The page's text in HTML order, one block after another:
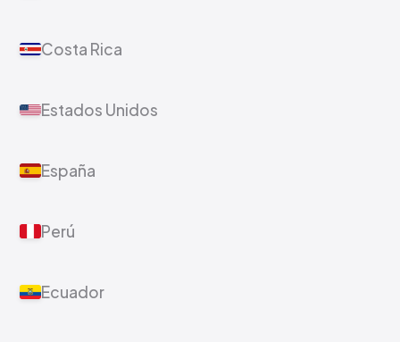
Costa Rica
Estados Unidos
España
Perú
Ecuador